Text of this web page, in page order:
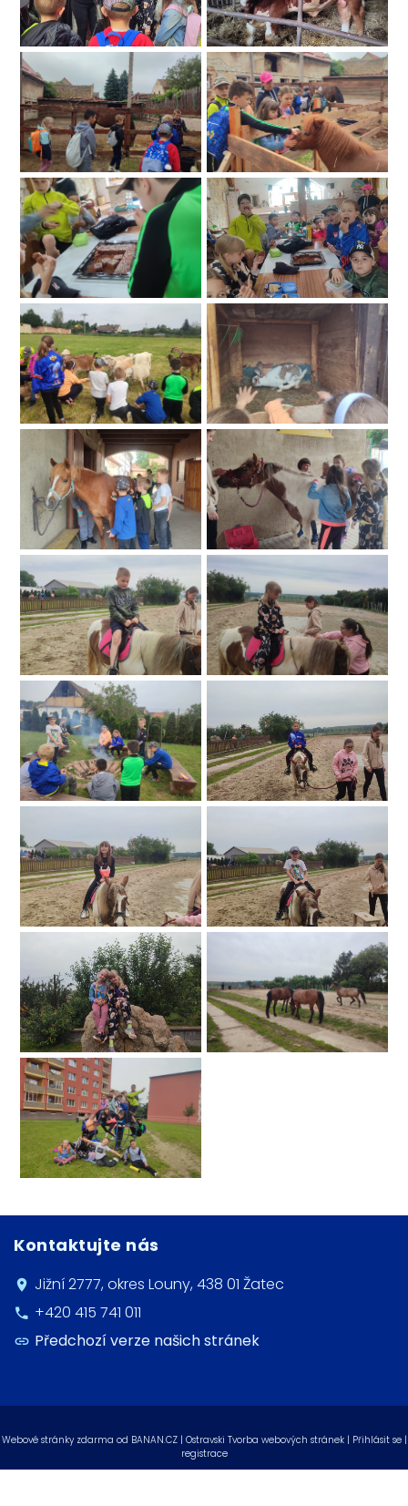
Kontaktujte nás
Jižní 2777, okres Louny, 438 01 Žatec
+420 415 741 011
Předchozí verze našich stránek
Webové stránky zdarma od BANAN.CZ| Ostravski Tvorba webových stránek | Přihlásit se |
registrace